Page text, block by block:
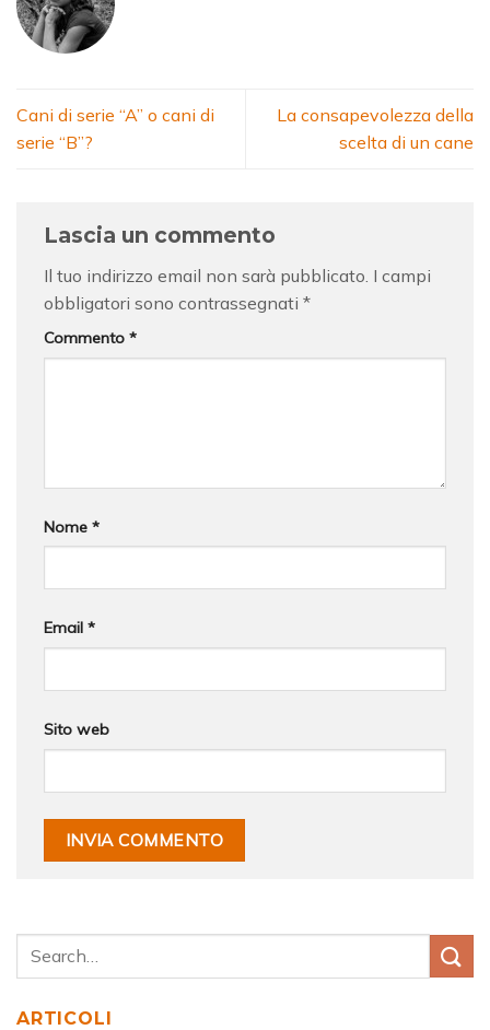
Cani di serie “A” o cani di
serie “B”?
La consapevolezza della
scelta di un cane
Lascia un commento
Il tuo indirizzo email non sarà pubblicato. I campi
obbligatori sono contrassegnati *
Commento *
Nome *
Email *
Sito web
ARTICOLI